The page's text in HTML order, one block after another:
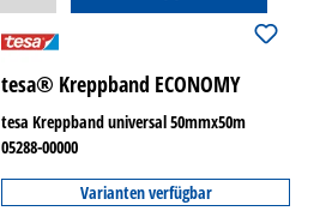
tesa® Kreppband ECONOMY
tesa Kreppband universal 50mmx50m
05288-00000
Varianten verfügbar